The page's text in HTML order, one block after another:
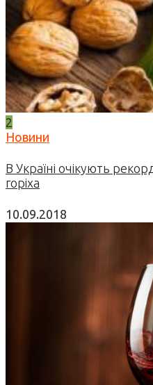
2
Новини
В Україні очікують
горіха
10.09.2018